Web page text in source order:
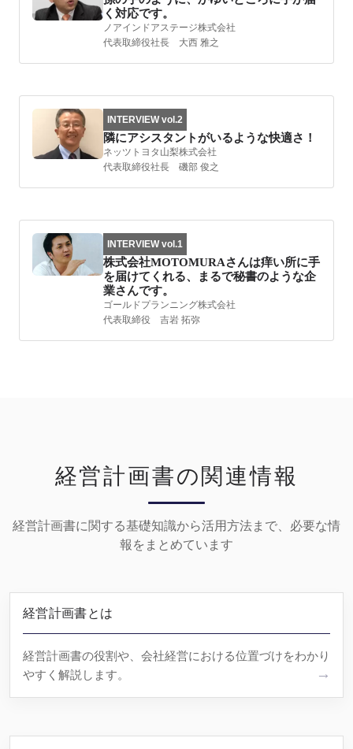
く対応です。
ノアインドアステージ株式会社
代表取締役社長 大西 雅之
INTERVIEW vol.2
隣にアシスタントがいるような快適さ！
ネッツトヨタ山梨株式会社
代表取締役社長 磯部 俊之
INTERVIEW vol.1
株式会社MOTOMURAさんは痒い所に手
を届けてくれる、まるで秘書のような企
業さんです。
ゴールドプランニング株式会社
代表取締役 吉岩 拓弥
経営計画書の関連情報
経営計画書に関する基礎知識から活用方法まで、必要な情
報をまとめています
経営計画書とは
経営計画書の役割や、会社経営における位置づけをわかり
やすく解説します。